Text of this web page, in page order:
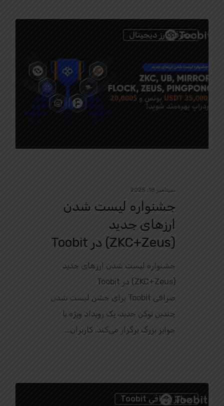
معرفی ارز دیجیتال
سپتامبر 18, 2025
جشنواره لیست شدن
ارزهای جدید
(ZKC+Zeus) در Toobit
جشنواره لیست شدن ارزهای جدید
(ZKC+Zeus) در Toobit
صرافی Toobit برای جشن لیست شدن
چندین توکن جدید، یک رویداد ویژه با
جوایز بزرگ برگزار می‌کند. کاربران…
جوایز صرافی Toobit 0